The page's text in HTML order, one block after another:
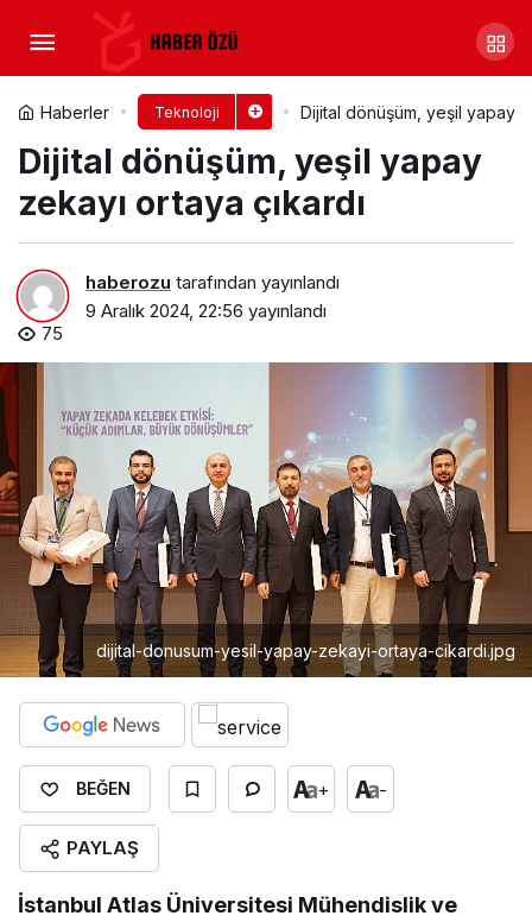
Haberler Teknoloji Dijital dönüşüm, yeşil yapay
Dijital dönüşüm, yeşil yapay
zekayı ortaya çıkardı
haberozu tarafından yayınlandı
9 Aralık 2024, 22:56 yayınlandı
75
dijital-donusum-yesil-yapay-zekayi-ortaya-cikardi.jpg
BEĞEN + -
PAYLAŞ
İstanbul Atlas Üniversitesi Mühendislik ve
Şirketler önümüzdeki iki yıl
içinde BT Güvenliği bütçelerini %9’a
kadar artırmayı planlıyor
Yorum Yap